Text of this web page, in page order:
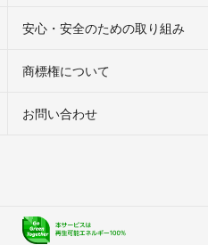
安心・安全のための取り組み
商標権について
お問い合わせ